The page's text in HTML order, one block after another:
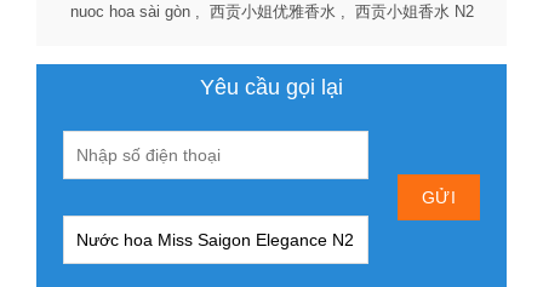
nuoc hoa sài gòn
西贡小姐优雅香水 西贡小姐香水 N2
Yêu cầu gọi lại